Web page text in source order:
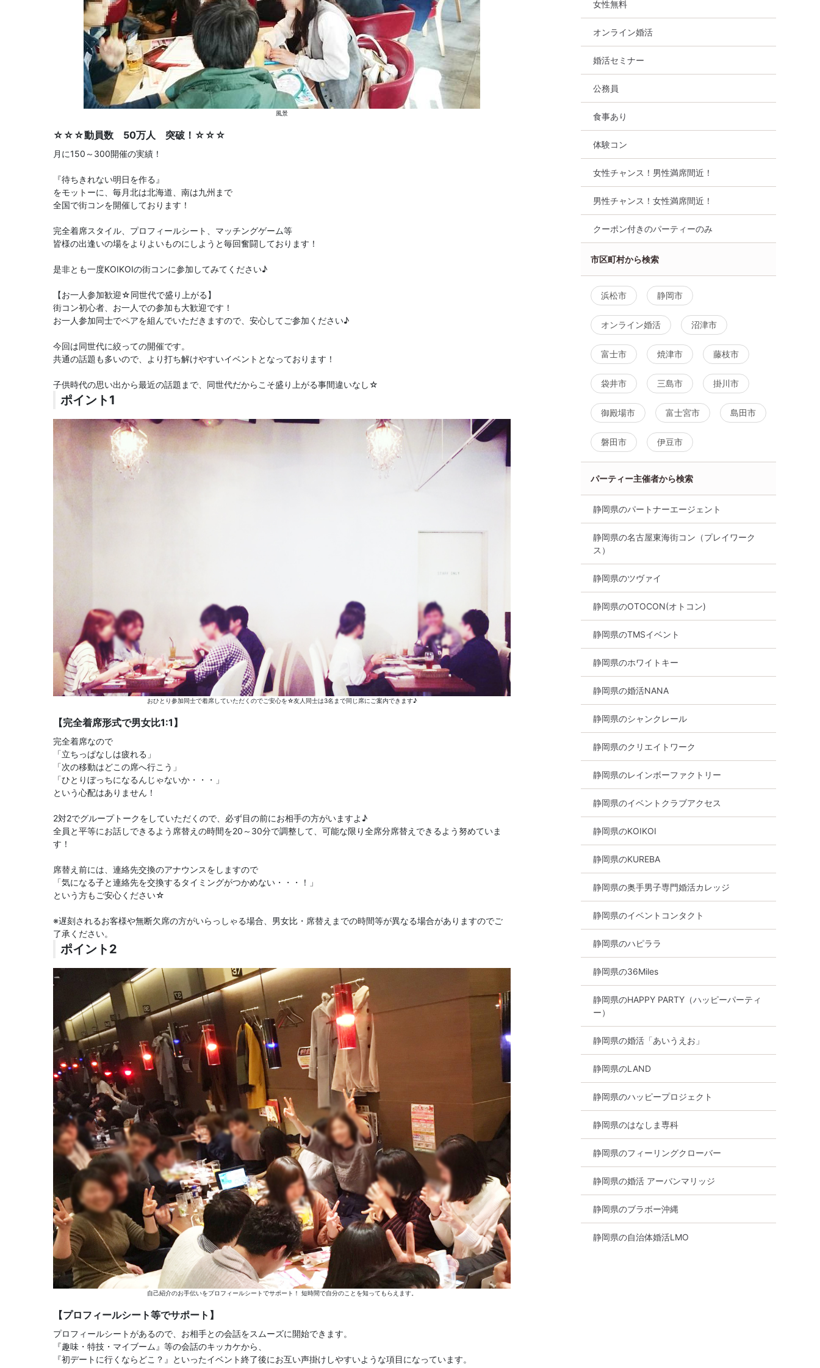
風景
☆☆☆動員数 50万人 突破！☆☆☆
月に150～300開催の実績！
『待ちきれない明日を作る』
をモットーに、毎月北は北海道、南は九州まで
全国で街コンを開催しております！
完全着席スタイル、プロフィールシート、マッチングゲーム等
皆様の出逢いの場をよりよいものにしようと毎回奮闘しております！
是非とも一度KOIKOIの街コンに参加してみてください♪
【お一人参加歓迎☆同世代で盛り上がる】
街コン初心者、お一人での参加も大歓迎です！
お一人参加同士でペアを組んでいただきますので、安心してご参加ください♪
今回は同世代に絞っての開催です。
共通の話題も多いので、より打ち解けやすいイベントとなっております！
子供時代の思い出から最近の話題まで、同世代だからこそ盛り上がる事間違いなし☆
ポイント1
おひとり参加同士で着席していただくのでご安心を☆友人同士は3名まで同じ席にご案内できます♪
【完全着席形式で男女比1:1】
完全着席なので
「立ちっぱなしは疲れる」
「次の移動はどこの席へ行こう」
「ひとりぼっちになるんじゃないか・・・」
という心配はありません！
2対2でグループトークをしていただくので、必ず目の前にお相手の方がいますよ♪
全員と平等にお話しできるよう席替えの時間を20～30分で調整して、可能な限り全席分席替えできるよう努めていま
す！
席替え前には、連絡先交換のアナウンスをしますので
「気になる子と連絡先を交換するタイミングがつかめない・・・！」
という方もご安心ください☆
※遅刻されるお客様や無断欠席の方がいらっしゃる場合、男女比・席替えまでの時間等が異なる場合がありますのでご
了承ください。
ポイント2
自己紹介のお手伝いをプロフィールシートでサポート！ 短時間で自分のことを知ってもらえます。
【プロフィールシート等でサポート】
プロフィールシートがあるので、お相手との会話をスムーズに開始できます。
『趣味・特技・マイブーム』等の会話のキッカケから、
『初デートに行くならどこ？』といったイベント終了後にお互い声掛けしやすいような項目になっています。
女性無料
オンライン婚活
婚活セミナー
公務員
食事あり
体験コン
女性チャンス！男性満席間近！
男性チャンス！女性満席間近！
クーポン付きのパーティーのみ
市区町村から検索
浜松市 静岡市
オンライン婚活 沼津市
富士市 焼津市 藤枝市
袋井市 三島市 掛川市
御殿場市 富士宮市 島田市
磐田市 伊豆市
パーティー主催者から検索
静岡県のパートナーエージェント
静岡県の名古屋東海街コン（プレイワーク
ス）
静岡県のツヴァイ
静岡県のOTOCON(オトコン)
静岡県のTMSイベント
静岡県のホワイトキー
静岡県の婚活NANA
静岡県のシャンクレール
静岡県のクリエイトワーク
静岡県のレインボーファクトリー
静岡県のイベントクラブアクセス
静岡県のKOIKOI
静岡県のKUREBA
静岡県の奥手男子専門婚活カレッジ
静岡県のイベントコンタクト
静岡県のハピララ
静岡県の36Miles
静岡県のHAPPY PARTY（ハッピーパーティ
ー）
静岡県の婚活「あいうえお」
静岡県のLAND
静岡県のハッピープロジェクト
静岡県のはなしま専科
静岡県のフィーリングクローバー
静岡県の婚活 アーバンマリッジ
静岡県のブラボー沖縄
静岡県の自治体婚活LMO